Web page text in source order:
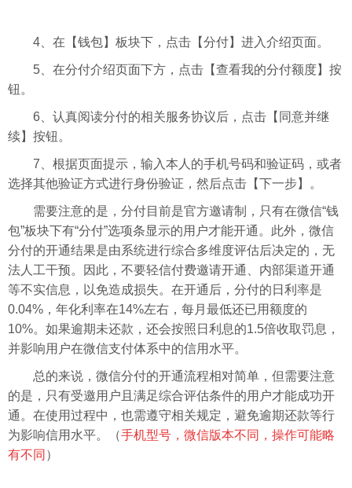
4、在【钱包】板块下，点击【分付】进入介绍页面。
5、在分付介绍页面下方，点击【查看我的分付额度】按
钮。
6、认真阅读分付的相关服务协议后，点击【同意并继
续】按钮。
7、根据页面提示，输入本人的手机号码和验证码，或者
选择其他验证方式进行身份验证，然后点击【下一步】。
需要注意的是，分付目前是官方邀请制，只有在微信“钱
包”板块下有“分付”选项条显示的用户才能开通。此外，微信
分付的开通结果是由系统进行综合多维度评估后决定的，无
法人工干预。因此，不要轻信付费邀请开通、内部渠道开通
等不实信息，以免造成损失。在开通后，分付的日利率是
0.04%，年化利率在14%左右，每月最低还已用额度的
10%。如果逾期未还款，还会按照日利息的1.5倍收取罚息，
并影响用户在微信支付体系中的信用水平。
总的来说，微信分付的开通流程相对简单，但需要注意
的是，只有受邀用户且满足综合评估条件的用户才能成功开
通。在使用过程中，也需遵守相关规定，避免逾期还款等行
为影响信用水平。（手机型号，微信版本不同，操作可能略
有不同 ）